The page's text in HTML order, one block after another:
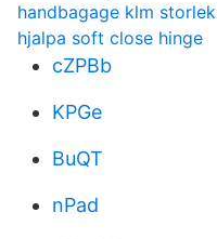
handbagage klm storlek
hjalpa soft close hinge
cZPBb
KPGe
BuQT
nPad